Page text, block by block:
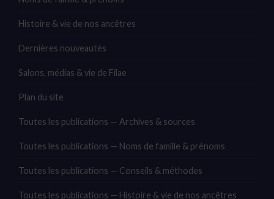
Histoire & vie de nos ancêtres
Dernières nouveautés
Salons, médias & vie de Filae
Plan du site
Toutes les publications — Archives & sources
Toutes les publications — Noms de famille & prénoms
Toutes les publications — Conseils & méthodes
Toutes les publications — Histoire & vie de nos ancêtres